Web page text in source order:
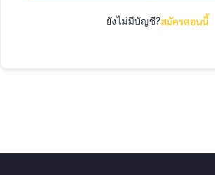
ยังไม่มีบัญชี?สมัครตอนนี้